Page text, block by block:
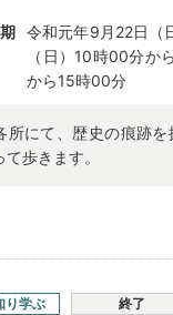
令和元年9月22日（
（日）10時00分か
から15時00分
所にて、歴史の痕跡
て歩きます。
り学ぶ 終了